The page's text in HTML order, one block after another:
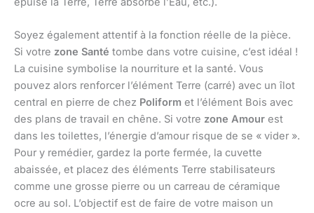
Soyez également attentif à la fonction réelle de la pièce.
Si votre zone Santé tombe dans votre cuisine, c’est idéal !
La cuisine symbolise la nourriture et la santé. Vous
pouvez alors renforcer l’élément Terre (carré) avec un îlot
central en pierre de chez Poliform et l’élément Bois avec
des plans de travail en chêne. Si votre zone Amour est
dans les toilettes, l’énergie d’amour risque de se « vider ».
Pour y remédier, gardez la porte fermée, la cuvette
abaissée, et placez des éléments Terre stabilisateurs
comme une grosse pierre ou un carreau de céramique
ocre au sol. L’objectif est de faire de votre maison un